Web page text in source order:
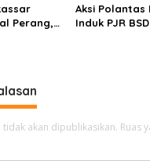
Perang,
Aksi Polantas
Induk PJR
akan dipublikasikan. Ruas